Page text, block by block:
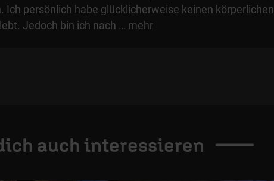
Ich persönlich habe glücklicherweise keinen körperlichen
Jedoch bin ich nach … mehr
auch interessieren